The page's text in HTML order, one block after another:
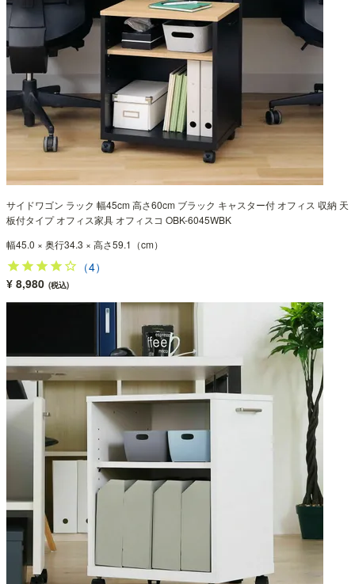
サイドワゴン ラック 幅45cm 高さ60cm ブラック キャスター付 オフィス 収納 天
板付タイプ オフィス家具 オフィスコ OBK-6045WBK
幅45.0 × 奥行34.3 × 高さ59.1（cm）
（4）
¥ 8,980 (税込)